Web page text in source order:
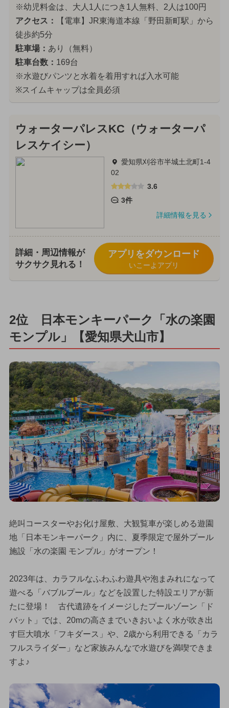
※幼児料金は、大人1人につき1人無料、2人は100円
アクセス：
【電車】JR東海道本線「野田新町駅」から
徒歩約5分
駐車場： あり（無料）
駐車台数： 169台
※水遊びパンツと水着を着用すれば入水可能
※スイムキャップは全員必須
ウォーターパレスKC（ウォーターパ
レスケイシー）
愛知県刈谷市半城土北町1-4
02
3.6
3件
詳細情報を見る
詳細・周辺情報が
サクサク見れる！
アプリをダウンロード
いこーよアプリ
2位 日本モンキーパーク「水の楽園
モンプル」【愛知県犬山市】
絶叫コースターやお化け屋敷、大観覧車が楽しめる遊園
地「日本モンキーパーク」内に、夏季限定で屋外プール
施設「水の楽園 モンプル」がオープン！
2023年は、カラフルなふわふわ遊具や泡まみれになって
遊べる「バブルプール」などを設置した特設エリアが新
たに登場！ 古代遺跡をイメージしたプールゾーン「ド
バット」では、20mの高さまでいきおいよく水が吹き出
す巨大噴水「フキダース」や、2歳から利用できる「カラ
フルスライダー」など家族みんなで水遊びを満喫できま
すよ♪